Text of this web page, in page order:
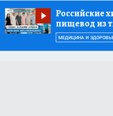
Российские
пищевод из
МЕДИЦИНА И